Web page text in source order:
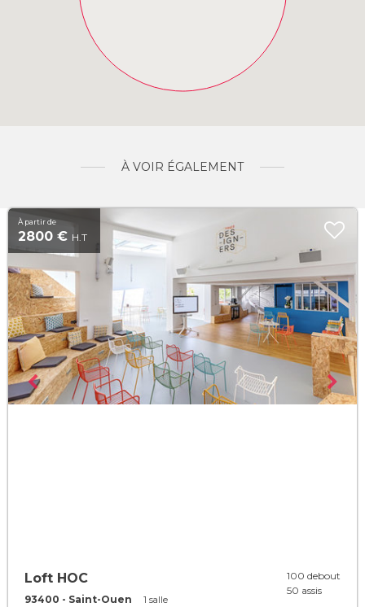
À VOIR ÉGALEMENT
À partir de
2800 € H.T
Loft HOC
93400 - Saint-Ouen 1 salle
100 debout
50 assis